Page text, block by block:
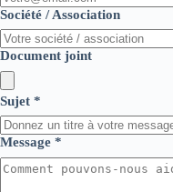
Société / Association
Document joint
Sujet *
Message *